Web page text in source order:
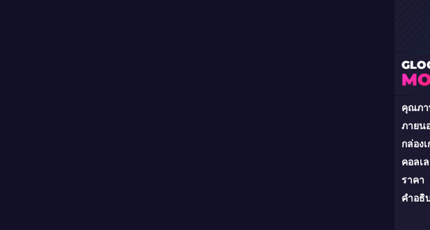
คุณภ
ภายน
กล่อง
คอลเ
ราคา
คำอธิ